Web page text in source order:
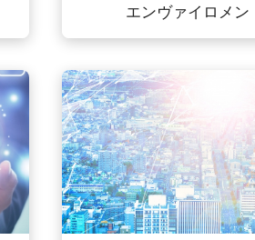
エンヴァイロメン